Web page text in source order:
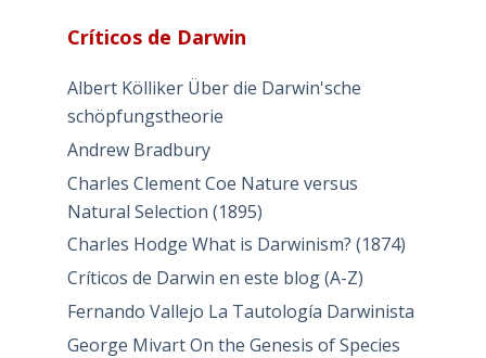
Críticos de Darwin
Albert Kölliker Über die Darwin'sche
schöpfungstheorie
Andrew Bradbury
Charles Clement Coe Nature versus
Natural Selection (1895)
Charles Hodge What is Darwinism? (1874)
Críticos de Darwin en este blog (A-Z)
Fernando Vallejo La Tautología Darwinista
George Mivart On the Genesis of Species